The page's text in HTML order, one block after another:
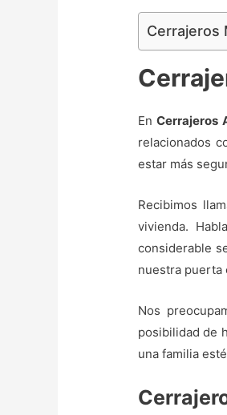
Cerrajeros
EnCerrajeros
relacionados
estar más
Recibimos
vivienda.
considerable
nuestra puerta
Nos
posibilidad de
una familia